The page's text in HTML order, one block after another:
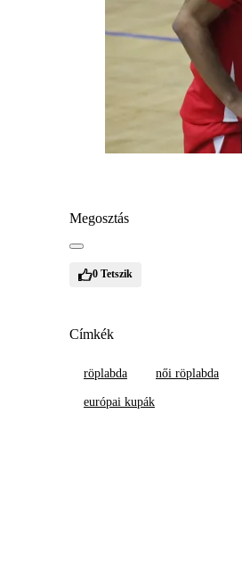
Megosztás
0 Tetszik
Címkék
röplabda női röplabda
európai kupák